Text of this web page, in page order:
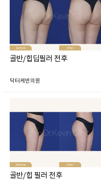
골반/힙딥필러 전후
닥터케빈의원
골반/힙 필러 전후